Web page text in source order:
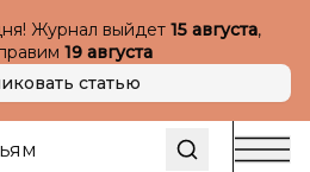
Журнал выйдет 15 августа,
19 августа
статью